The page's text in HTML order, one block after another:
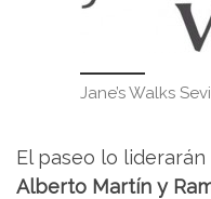
Jane’s Walks
El paseo lo
Alberto Martín y